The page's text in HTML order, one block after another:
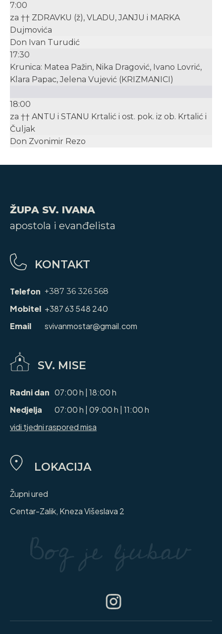
7:00
za †† ZDRAVKU (ž), VLADU, JANJU i MARKA
Dujmovića
Don Ivan Turudić
17:30
Krunica: Matea Pažin, Nika Dragović, Ivano Lovrić,
Klara Papac, Jelena Vujević (KRIZMANICI)
18:00
za †† ANTU i STANU Krtalić i ost. pok. iz ob. Krtalić i
Čuljak
Don Zvonimir Rezo
ŽUPA SV. IVANA
apostola i evanđelista
KONTAKT
Telefon +387 36 326 568
Mobitel +387 63 548 240
Email
svivanmostar@gmail.com
SV. MISE
Radni dan 07:00 h | 18:00 h
Nedjelja
07:00 h | 09:00 h | 11:00 h
vidi tjedni raspored misa
LOKACIJA
Župni ured
Centar-Zalik, Kneza Višeslava 2